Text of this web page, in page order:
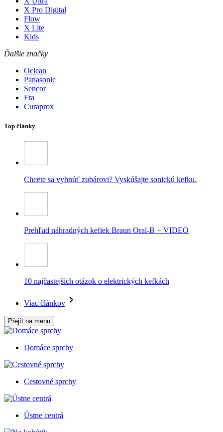
X Pro Digital
Flow
X Lite
Kids
Ďalšie značky
Oclean
Panasonic
Sencor
Eta
Curaprox
Top články
Chcete sa vyhnúť zubárovi? Vyskúšajte sonickú kefku.
Prehľad náhradných kefiek Braun Oral-B + VIDEO
10 najčastejších otázok o elektrických kefkách
Viac článkov
Přejít na menu
Domáce sprchy
Cestovné sprchy
Ústne centrá